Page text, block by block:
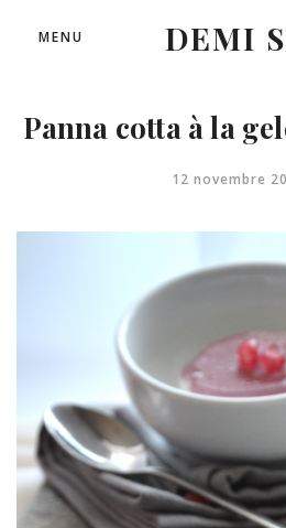
DEMI
MENU
Panna cotta à la
12 novembre